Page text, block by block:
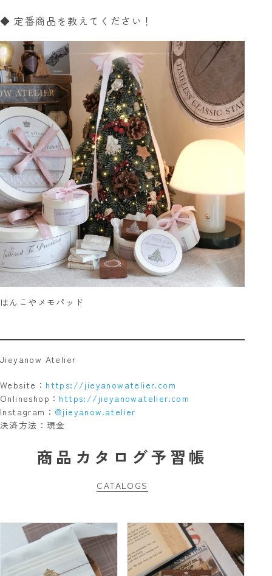
◆ 定番商品を教えてください！
はんこやメモパッド
Jieyanow Atelier
Website： https://jieyanowatelier.com
Onlineshop： https://jieyanowatelier.com
Instagram： @jieyanow.atelier
決済方法：現金
商品カタログ予習帳
CATALOGS